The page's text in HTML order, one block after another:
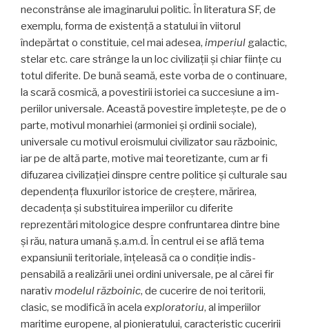
neconstrânse ale imaginarului politic. În literatura SF, de
exemplu, forma de existență a statului în viitorul
îndepărtat o constituie, cel mai adesea, imperiul galactic,
stelar etc. care strânge la un loc civilizații și chiar ființe cu
totul diferite. De bună seamă, este vorba de o continuare,
la scară cosmică, a povestirii istoriei ca succesiune a im­
periilor universale. Această povestire împletește, pe de o
parte, motivul monarhiei (armoniei și ordinii sociale),
universale cu motivul eroismului civilizator sau răz­boinic,
iar pe de altă parte, motive mai teoretizante, cum ar fi
difuzarea civilizației dinspre centre politice și culturale sau
dependența fluxurilor istorice de creștere, mărirea,
decadența și substituirea imperiilor cu diferite
reprezentări mitologice despre confruntarea dintre bine
și rău, natura umană ș.a.m.d. În centrul ei se află tema
expansiunii teritoriale, înțeleasă ca o condiție indis­
pensabilă a realizării unei ordini universale, pe al cărei fir
narativmodelul războinic, de cucerire de noi teri­torii,
clasic, se modifică în acela exploratoriu, al im­periilor
maritime europene, al pionieratului, caracteris­tic cuceririi